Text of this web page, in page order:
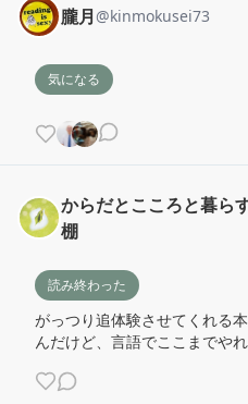
朧月 @kinmokusei73
気になる
からだとこころと暮ら
棚
読み終わった
がっつり追体験させてくれる
んだけど、言語でここまでや